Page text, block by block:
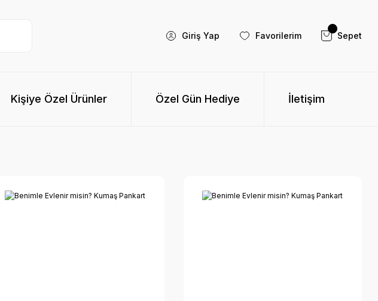
Giriş Yap Favorilerim Sepet
Kişiye Özel Ürünler Özel Gün Hediye İletişim